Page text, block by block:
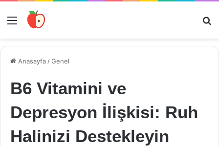
Menü
Anasayfa /Genel
B6 Vitamini ve
Depresyon İlişkisi: Ruh
Halinizi Destekleyin